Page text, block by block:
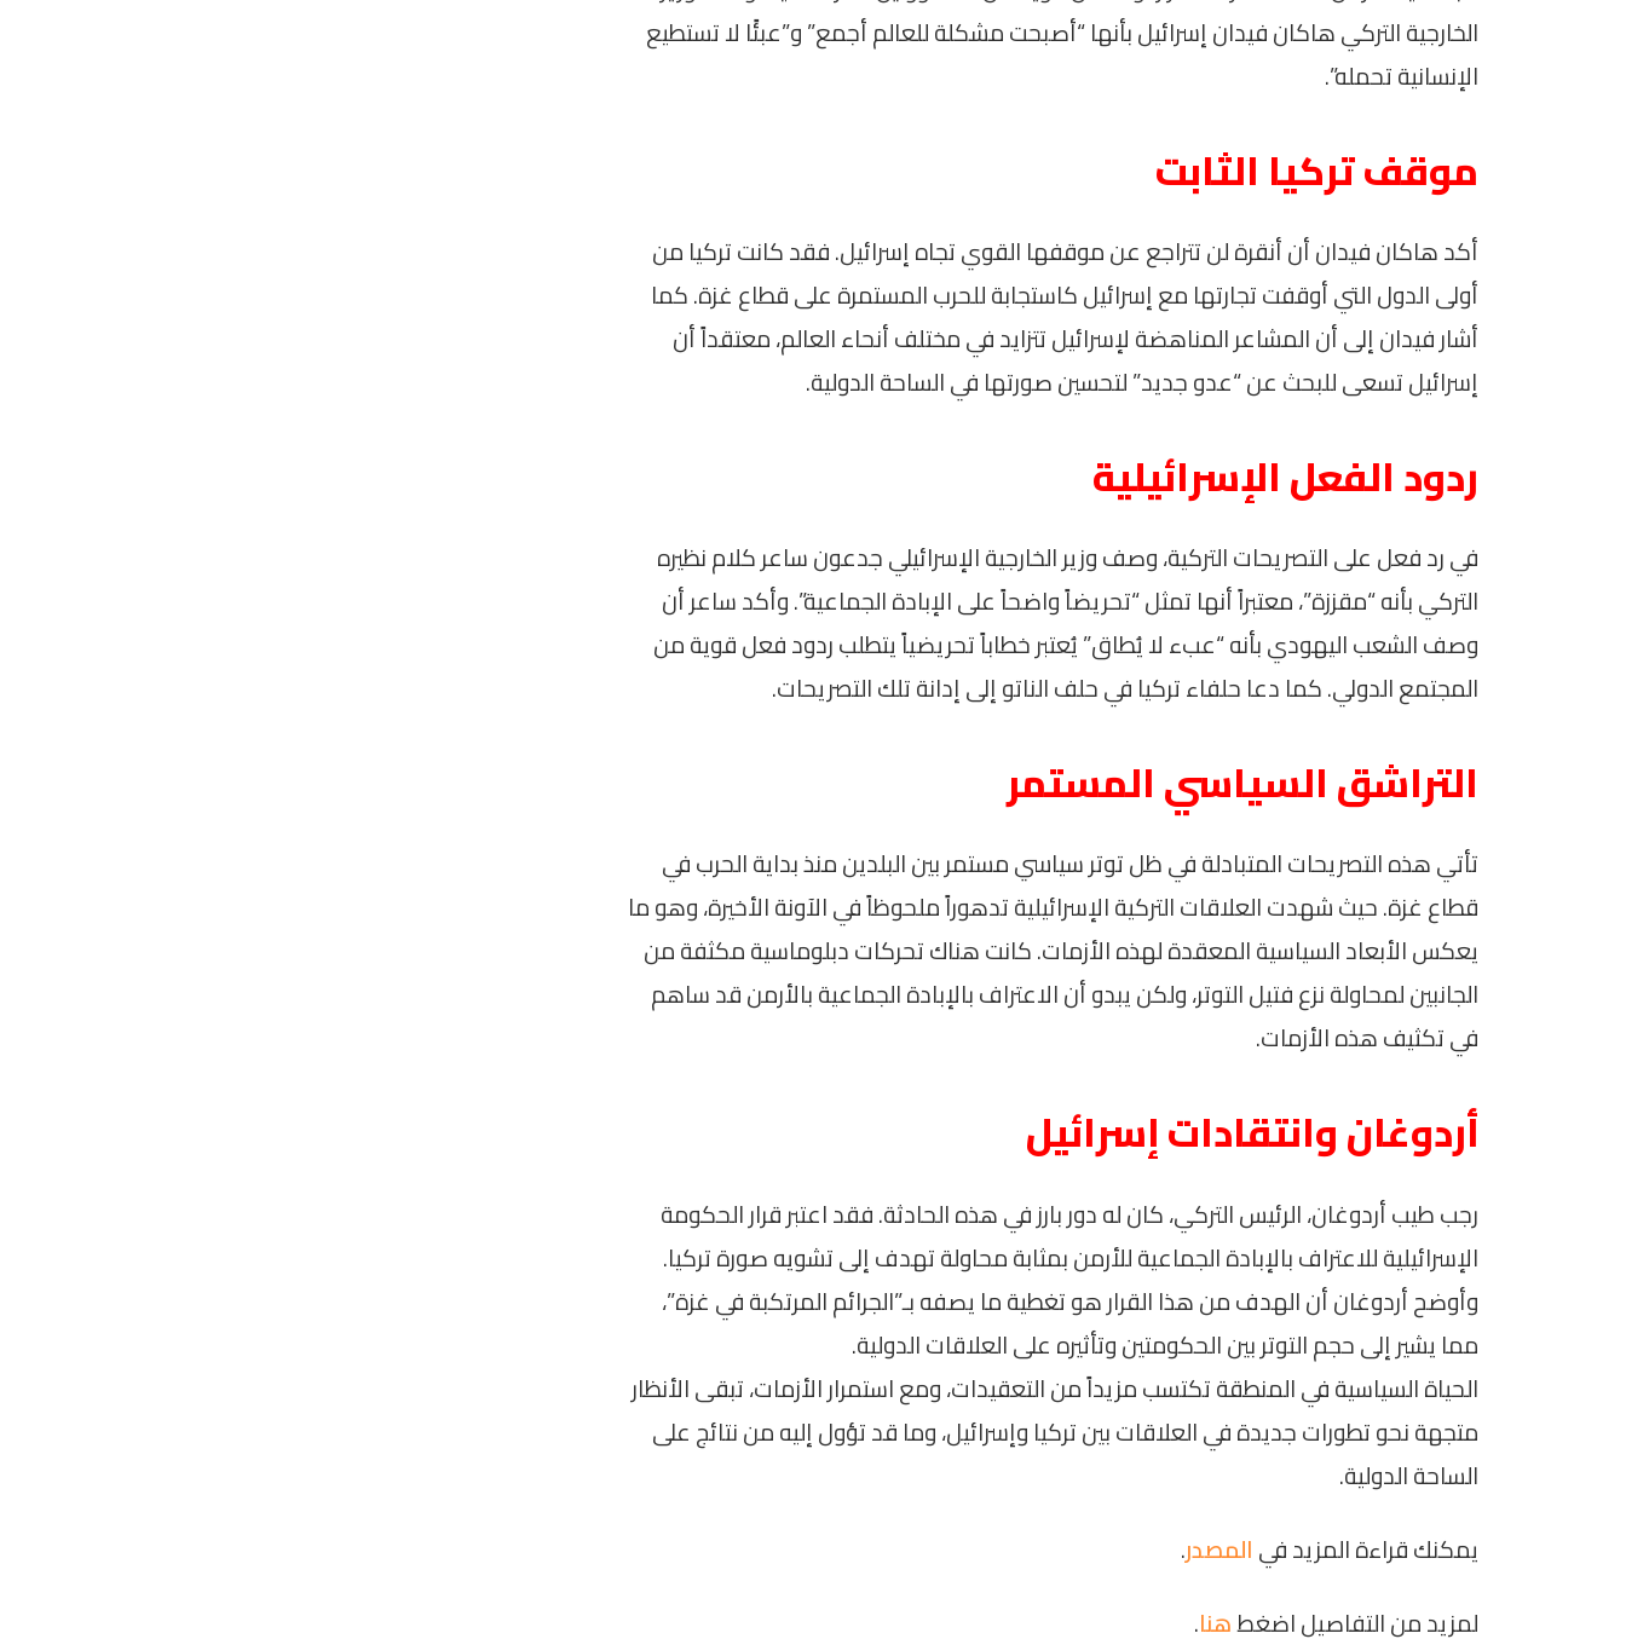
الخارجية التركي هاكان فيدان إسرائيل بأنها “أصبحت مشكلة للعالم أجمع” و”عبئًا لا تستطيع
الإنسانية تحمله”.
موقف تركيا الثابت
أكد هاكان فيدان أن أنقرة لن تتراجع عن موقفها القوي تجاه إسرائيل. فقد كانت تركيا من
أولى الدول التي أوقفت تجارتها مع إسرائيل كاستجابة للحرب المستمرة على قطاع غزة. كما
أشار فيدان إلى أن المشاعر المناهضة لإسرائيل تتزايد في مختلف أنحاء العالم، معتقداً أن
إسرائيل تسعى للبحث عن “عدو جديد” لتحسين صورتها في الساحة الدولية.
ردود الفعل الإسرائيلية
في رد فعل على التصريحات التركية، وصف وزير الخارجية الإسرائيلي جدعون ساعر كلام نظيره
التركي بأنه “مقززة”، معتبراً أنها تمثل “تحريضاً واضحاً على الإبادة الجماعية”. وأكد ساعر أن
وصف الشعب اليهودي بأنه “عبء لا يُطاق” يُعتبر خطاباً تحريضياً يتطلب ردود فعل قوية من
المجتمع الدولي. كما دعا حلفاء تركيا في حلف الناتو إلى إدانة تلك التصريحات.
التراشق السياسي المستمر
تأتي هذه التصريحات المتبادلة في ظل توتر سياسي مستمر بين البلدين منذ بداية الحرب في
قطاع غزة. حيث شهدت العلاقات التركية الإسرائيلية تدهوراً ملحوظاً في الآونة الأخيرة، وهو ما
يعكس الأبعاد السياسية المعقدة لهذه الأزمات. كانت هناك تحركات دبلوماسية مكثفة من
الجانبين لمحاولة نزع فتيل التوتر، ولكن يبدو أن الاعتراف بالإبادة الجماعية بالأرمن قد ساهم
في تكثيف هذه الأزمات.
أردوغان وانتقادات إسرائيل
رجب طيب أردوغان، الرئيس التركي، كان له دور بارز في هذه الحادثة. فقد اعتبر قرار الحكومة
الإسرائيلية للاعتراف بالإبادة الجماعية للأرمن بمثابة محاولة تهدف إلى تشويه صورة تركيا.
وأوضح أردوغان أن الهدف من هذا القرار هو تغطية ما يصفه بـ”الجرائم المرتكبة في غزة”،
مما يشير إلى حجم التوتر بين الحكومتين وتأثيره على العلاقات الدولية.
الحياة السياسية في المنطقة تكتسب مزيداً من التعقيدات، ومع استمرار الأزمات، تبقى الأنظار
متجهة نحو تطورات جديدة في العلاقات بين تركيا وإسرائيل، وما قد تؤول إليه من نتائج على
الساحة الدولية.
يمكنك قراءة المزيد فيالمصدر.
لمزيد من التفاصيل اضغطهنا.